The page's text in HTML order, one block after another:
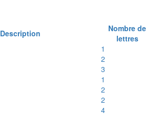
Description
Nombre de
lettres
1
2
3
1
2
2
4